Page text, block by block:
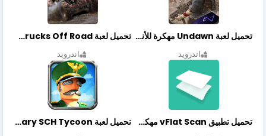
تحميل لعبة Undawn مهكرة للأندرويد أخر إصدار | تحميل مباشر + موارد غير محدودة
اندرويد
تحميل لعبة Trucks Off Road مهكرة اخر اصدار
اندرويد
تحميل تطبيق vFlat Scan مهكر آخر إصدار تحميل لعبة Idle Military SCH Tycoon مهكرة آخر إصدار